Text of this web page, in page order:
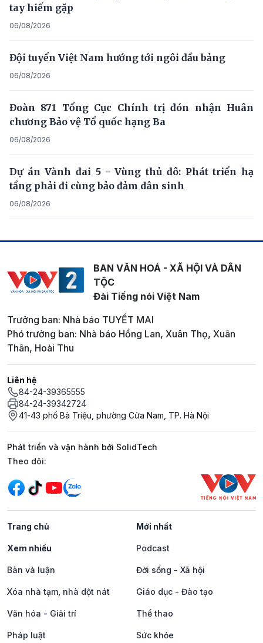
tay hiếm gặp
06/08/2026
Đội tuyển Việt Nam hướng tới ngôi đầu bảng
06/08/2026
Đoàn 871 Tổng Cục Chính trị đón nhận Huân
chương Bảo vệ Tổ quốc hạng Ba
06/08/2026
Dự án Vành đai 5 - Vùng thủ đô: Phát triển hạ
tầng phải đi cùng bảo đảm dân sinh
06/08/2026
BAN VĂN HOÁ - XÃ HỘI VÀ DÂN
TỘC
Đài Tiếng nói Việt Nam
Trưởng ban: Nhà báo TUYẾT MAI
Phó trưởng ban: Nhà báo Hồng Lan, Xuân Thọ, Xuân
Thân, Hoài Thu
Liên hệ
84-24-39365555
84-24-39342724
41-43 phố Bà Triệu, phường Cửa Nam, TP. Hà Nội
Phát triển và vận hành bởi SolidTech
Mạng xã hội
Theo dõi:
Trang chủ Mới nhất
Xem nhiều Podcast
Bàn và luận Đời sống - Xã hội
Xóa nhà tạm, nhà dột nát Giáo dục - Đào tạo
Văn hóa - Giải trí Thể thao
Pháp luật Sức khỏe